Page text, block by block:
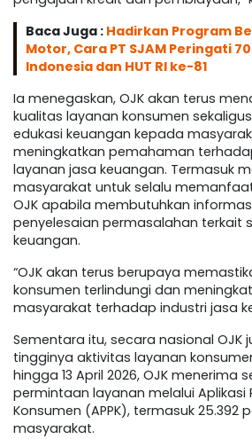
Baca Juga : Hadirkan Program
Motor, Cara PT SJAM Peringati
Indonesia dan HUT RI ke-81
Ia menegaskan, OJK akan terus
kualitas layanan konsumen
edukasi keuangan kepada
meningkatkan pemahaman
layanan jasa keuangan. Termasuk
masyarakat untuk selalu
OJK apabila membutuhkan
penyelesaian permasalahan terkait
keuangan.
“OJK akan terus berupaya
konsumen terlindungi dan
masyarakat terhadap industri jasa
Sementara itu, secara nasional OJK
tingginya aktivitas layanan
hingga 13 April 2026, OJK menerima
permintaan layanan melalui Aplikasi
Konsumen (APPK), termasuk 25.392
masyarakat.